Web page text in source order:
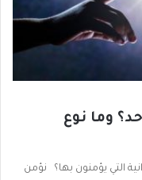
وما نوع
التي يؤمنون بها؟ نؤمن